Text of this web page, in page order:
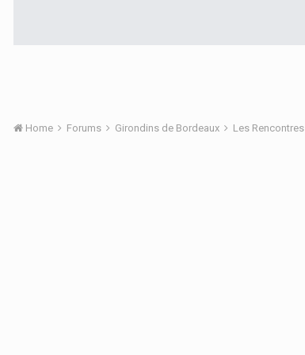
Home Forums Girondins de Bordeaux Les Rencontres